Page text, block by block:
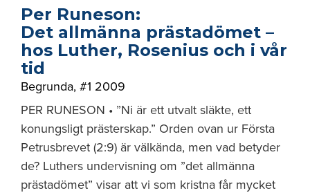
Per Runeson:
Det allmänna prästadömet –
hos Luther, Rosenius och i vår
tid
Begrunda, #1 2009
PER RUNESON • ”Ni är ett utvalt släkte, ett
konungsligt prästerskap.” Orden ovan ur Första
Petrusbrevet (2:9) är välkända, men vad betyder
de? Luthers undervisning om ”det allmänna
prästadömet” visar att vi som kristna får mycket